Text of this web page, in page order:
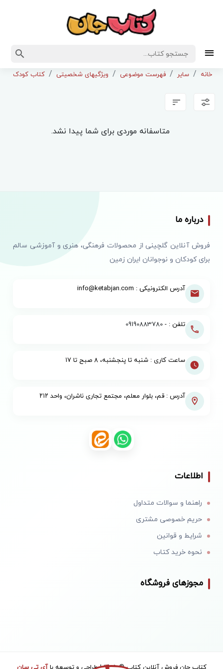
خانه سایر فهرست موضوعی ویژگیهای شخصیتی کتاب کودک
متاسفانه موردی برای شما پیدا نشد.
درباره ما
فروش آنلاین گلچینی از محصولات فرهنگی، هنری و آموزشی سالم
برای کودکان و نوجوانان ایران زمین
آدرس الکترونیکی : info@ketabjan.com
تلفن : -09190883780
ساعت کاری : شنبه تا پنجشنبه، ۸ صبح تا ۱۷
آدرس : قم، بلوار معلم، مجتمع تجاری ناشران، واحد ۲۱۲
اطلاعات
راهنما و سوالات متداول
حریم خصوصی مشتری
شرایط و قوانین
نحوه خرید کتاب
مجوزهای فروشگاه